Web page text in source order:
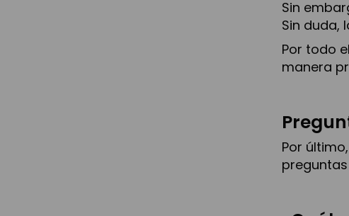
Sin
Sin duda,
Por todo
manera
Por